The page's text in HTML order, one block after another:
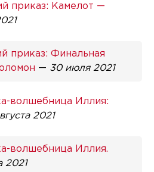
приказ: Камелот —
приказ: Финальная
— 30 июля 2021
волшебница Иллия:
2021
волшебница Иллия.
2021